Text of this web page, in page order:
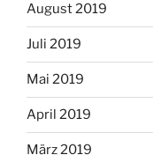
August 2019
Juli 2019
Mai 2019
April 2019
März 2019